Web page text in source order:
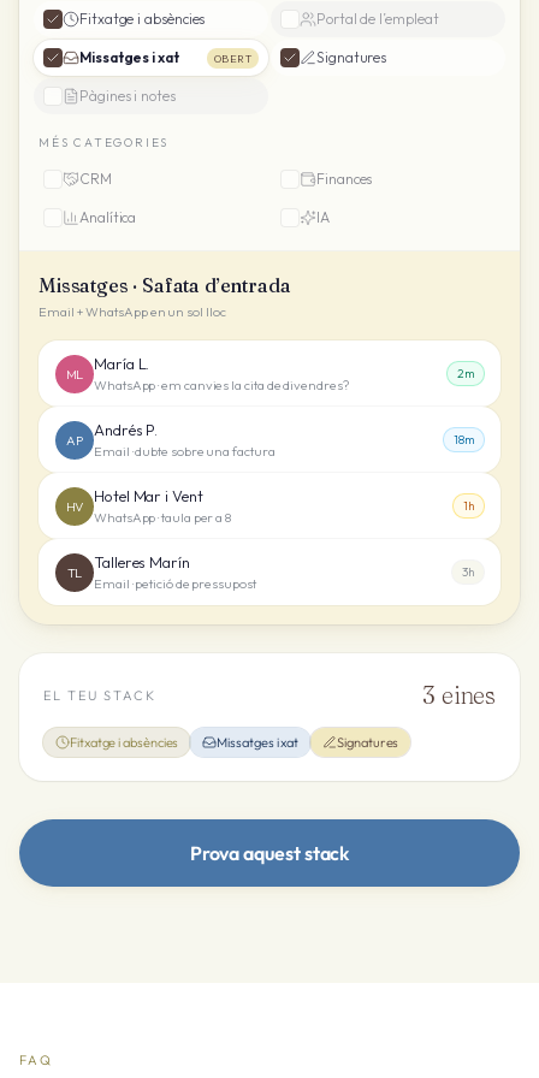
Fitxatge i absències Portal de l’empleat
Missatges i xat OBERT Signatures
Pàgines i notes
MÉS CATEGORIES
CRM Finances
Analítica IA
Missatges · Safata d’entrada
Email + WhatsApp en un sol lloc
ML
María L.
WhatsApp · em canvies la cita de divendres?
2m
AP
Andrés P.
Email · dubte sobre una factura
18m
HV
Hotel Mar i Vent
WhatsApp · taula per a 8
1h
TL
Talleres Marín
Email · petició de pressupost
3h
EL TEU STACK 3 eines
Fitxatge i absències Missatges i xat Signatures
Prova aquest stack
FAQ